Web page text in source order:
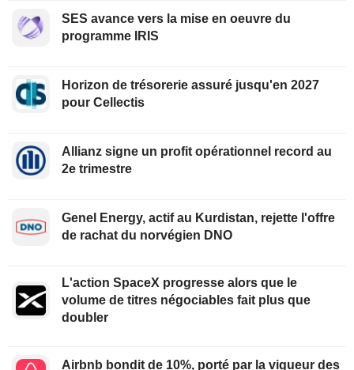
SES avance vers la mise en oeuvre du
programme IRIS
Horizon de trésorerie assuré jusqu'en 2027
pour Cellectis
Allianz signe un profit opérationnel record au
2e trimestre
Genel Energy, actif au Kurdistan, rejette l'offre
de rachat du norvégien DNO
L'action SpaceX progresse alors que le
volume de titres négociables fait plus que
doubler
Airbnb bondit de 10%, porté par la vigueur des